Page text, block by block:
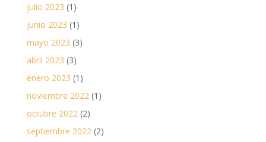
julio 2023 (1)
junio 2023 (1)
mayo 2023 (3)
abril 2023 (3)
enero 2023 (1)
noviembre 2022(1)
octubre 2022(2)
septiembre 2022(2)